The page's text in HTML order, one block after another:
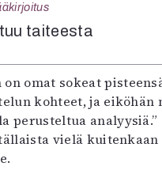
taiteesta
on omat sokeat
kohteet, ja eiköhän
perusteltua analyysiä.”
vielä kuitenkaan